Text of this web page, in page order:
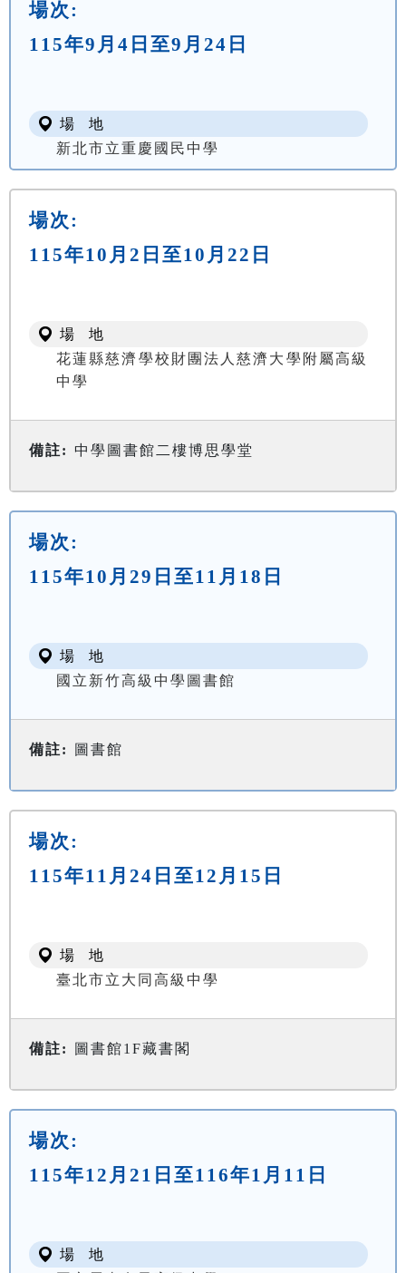
場次:
115年9月4日至9月24日
場 地
新北市立重慶國民中學
場次:
115年10月2日至10月22日
場 地
花蓮縣慈濟學校財團法人慈濟大學附屬高級
中學
備註: 中學圖書館二樓博思學堂
場次:
115年10月29日至11月18日
場 地
國立新竹高級中學圖書館
備註: 圖書館
場次:
115年11月24日至12月15日
場 地
臺北市立大同高級中學
備註: 圖書館1F藏書閣
場次:
115年12月21日至116年1月11日
場 地